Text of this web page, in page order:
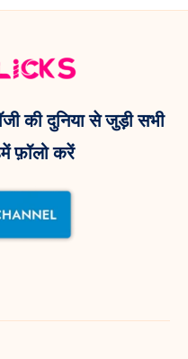
की दुनिया से जुड़ी सभी
फ़ॉलो करें